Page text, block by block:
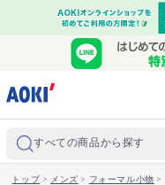
すべての商品から探す
トップ> メンズ > フォーマル小物 >